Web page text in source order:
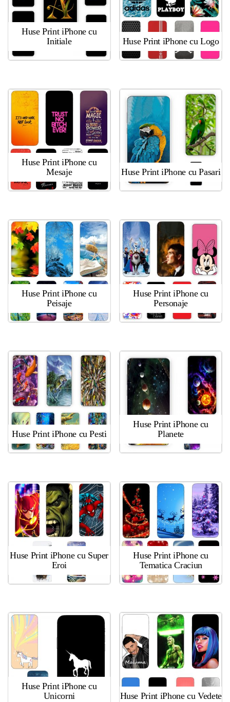
Huse Print iPhone cu
Initiale
Huse Print iPhone cu Logo
Huse Print iPhone cu
Mesaje
Huse Print iPhone cu Pasari
Huse Print iPhone cu
Peisaje
Huse Print iPhone cu
Personaje
Huse Print iPhone cu Pesti
Huse Print iPhone cu
Planete
Huse Print iPhone cu Super
Eroi
Huse Print iPhone cu
Tematica Craciun
Huse Print iPhone cu
Unicorni
Huse Print iPhone cu Vedete